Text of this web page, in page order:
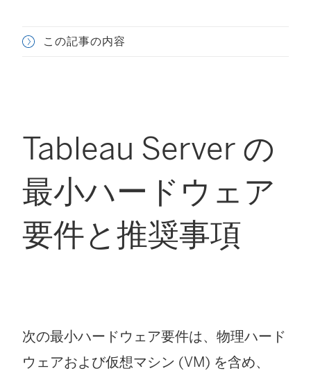
この記事の内容
Tableau Server の
最小ハードウェア
要件と推奨事項
次の最小ハードウェア要件は、物理ハード
ウェアおよび仮想マシン (VM) を含め、